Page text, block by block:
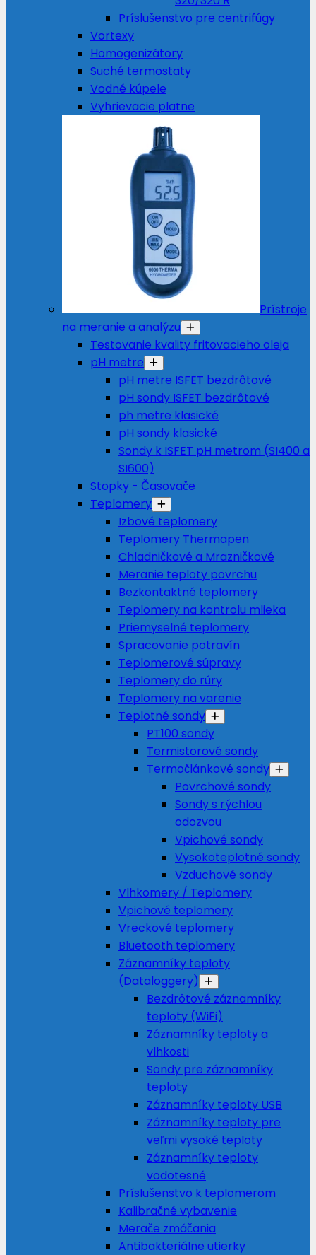
Príslušenstvo pre centrifúgy
Vortexy
Homogenizátory
Suché termostaty
Vodné kúpele
Vyhrievacie platne
Prístroje
na meranie a analýzu
Testovanie kvality fritovacieho oleja
pH metre
pH metre ISFET bezdrôtové
pH sondy ISFET bezdrôtové
ph metre klasické
pH sondy klasické
Sondy k ISFET pH metrom (SI400 a
SI600)
Stopky - Časovače
Teplomery
Izbové teplomery
Teplomery Thermapen
Chladničkové a Mrazničkové
Meranie teploty povrchu
Bezkontaktné teplomery
Teplomery na kontrolu mlieka
Priemyselné teplomery
Spracovanie potravín
Teplomerové súpravy
Teplomery do rúry
Teplomery na varenie
Teplotné sondy
PT100 sondy
Termistorové sondy
Termočlánkové sondy
Povrchové sondy
Sondy s rýchlou
odozvou
Vpichové sondy
Vysokoteplotné sondy
Vzduchové sondy
Vlhkomery / Teplomery
Vpichové teplomery
Vreckové teplomery
Bluetooth teplomery
Záznamníky teploty
(Dataloggery)
Bezdrôtové záznamníky
teploty (WiFi)
Záznamníky teploty a
vlhkosti
Sondy pre záznamníky
teploty
Záznamníky teploty USB
Záznamníky teploty pre
veľmi vysoké teploty
Záznamníky teploty
vodotesné
Príslušenstvo k teplomerom
Kalibračné vybavenie
Merače zmáčania
Antibakteriálne utierky